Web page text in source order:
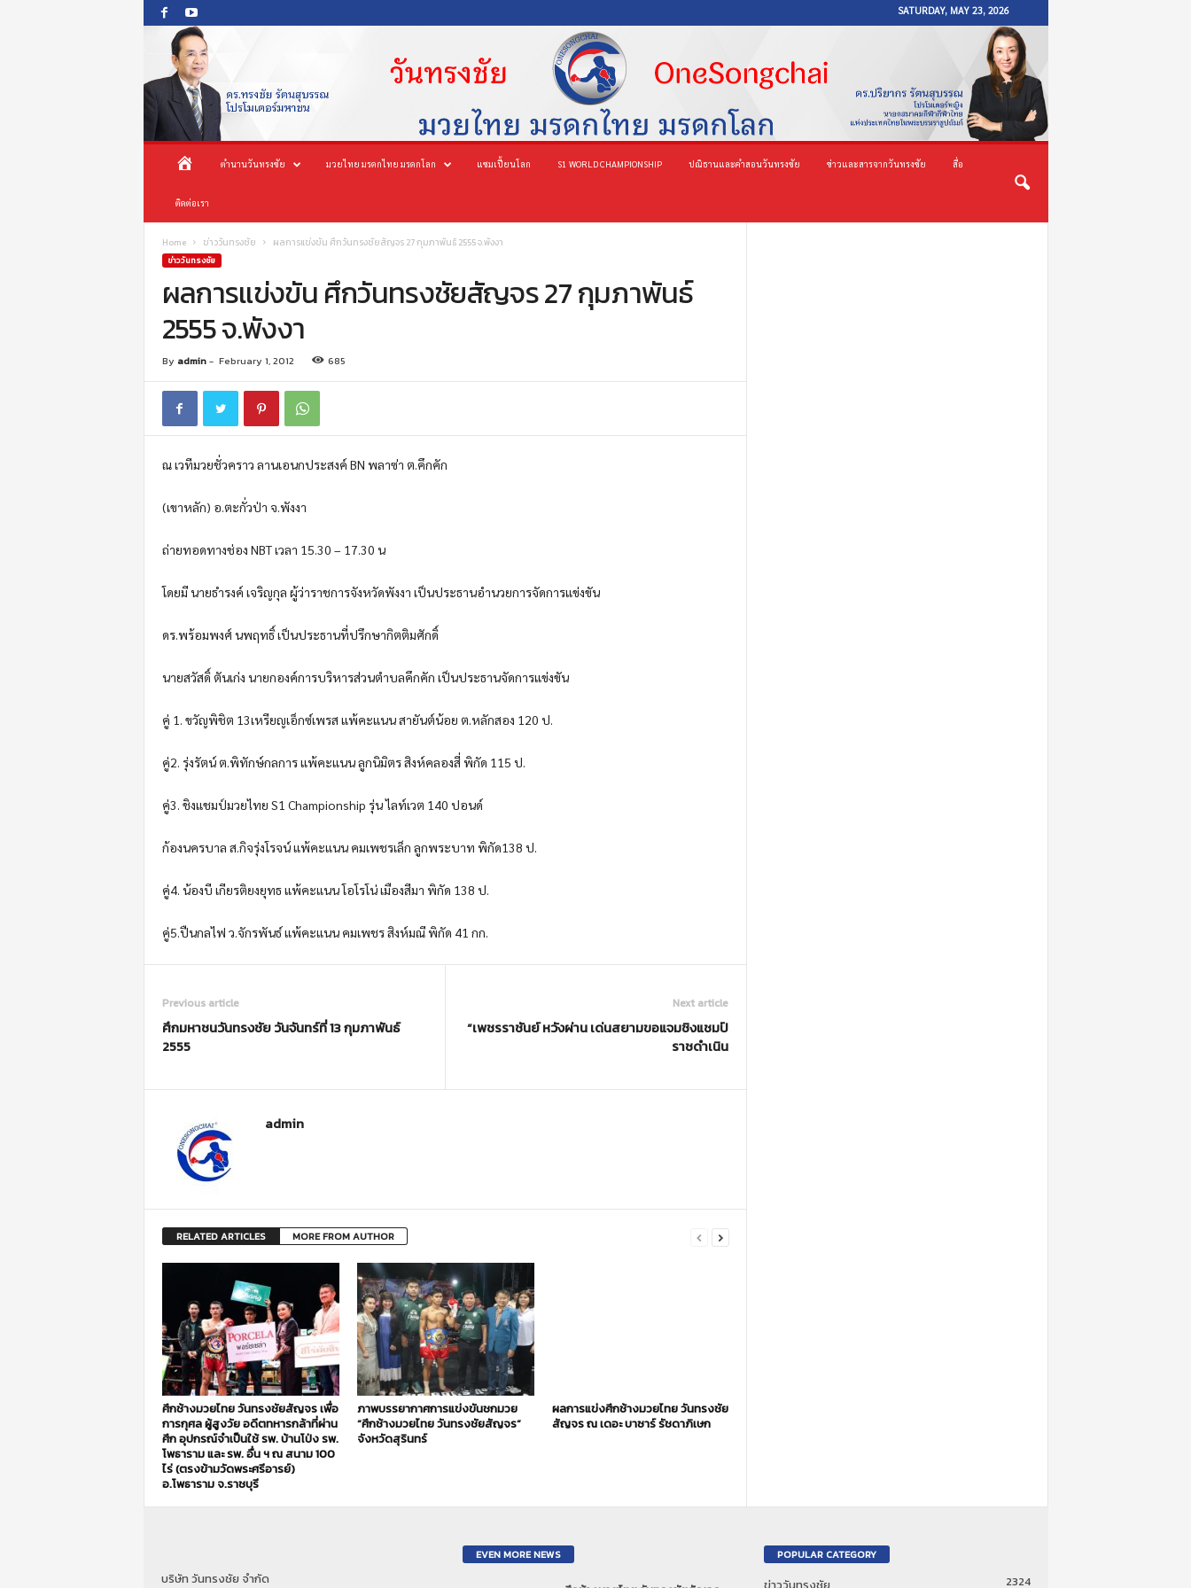
SATURDAY, MAY 23, 2026
O
o
น้
า
ร
ก
ตำนานวันทรงชัย มวยไทย มรดกไทย มรดกโลก แชมเปี้ยนโลก S1 WORLD CHAMPIONSHIP ปณิธานและคำสอนวันทรงชัย ข่าวและสารจากวันทรงชัย สื่อ
ติดต่อเรา
Home ข่าววันทรงชัย ผลการแข่งขัน ศึกวันทรงชัยสัญจร 27 กุมภาพันธ์ 2555 จ.พังงา
ข่าววันทรงชัย
ผลการแข่งขัน ศึกวันทรงชัยสัญจร 27 กุมภาพันธ์
2555 จ.พังงา
By admin- February 1, 2012 685
ณ เวทีมวยชั่วคราว ลานเอนกประสงค์ BN พลาซ่า ต.คึกคัก
(เขาหลัก) อ.ตะกั่วป่า จ.พังงา
ถ่ายทอดทางช่อง NBT เวลา 15.30 – 17.30 น
โดยมี นายธำรงค์ เจริญกุล ผู้ว่าราชการจังหวัดพังงา เป็นประธานอำนวยการจัดการแข่งขัน
ดร.พร้อมพงศ์ นพฤทธิ์ เป็นประธานที่ปรึกษากิตติมศักดิ์
นายสวัสดิ์ ตันเก่ง นายกองค์การบริหารส่วนตำบลคึกคัก เป็นประธานจัดการแข่งขัน
คู่ 1. ขวัญพิชิต 13เหรียญเอ็กซ์เพรส แพ้คะแนน สายันต์น้อย ต.หลักสอง 120 ป.
คู่2. รุ่งรัตน์ ต.พิทักษ์กลการ แพ้คะแนน ลูกนิมิตร สิงห์คลองสี่ พิกัด 115 ป.
คู่3. ชิงแชมป์มวยไทย S1 Championship รุ่น ไลท์เวต 140 ปอนด์
ก้องนครบาล ส.กิจรุ่งโรจน์ แพ้คะแนน คมเพชรเล็ก ลูกพระบาท พิกัด138 ป.
คู่4. น้องบี เกียรติยงยุทธ แพ้คะแนน โอโรโน่ เมืองสีมา พิกัด 138 ป.
คู่5.ปืนกลไฟ ว.จักรพันธ์ แพ้คะแนน คมเพชร สิงห์มณี พิกัด 41 กก.
Previous article
ศึกมหาชนวันทรงชัย วันจันทร์ที่ 13 กุมภาพันธ์
2555
Next article
“เพชรราชันย์ หวังผ่าน เด่นสยามขอแจมชิงแชมป์
ราชดำเนิน
admin
RELATED ARTICLES MORE FROM AUTHOR
ศึกช้างมวยไทย วันทรงชัยสัญจร เพื่อ
การกุศล ผู้สูงวัย อดีตทหารกล้าที่ผ่าน
ศึก อุปกรณ์จำเป็นใช้ รพ. บ้านโป่ง รพ.
โพธาราม และ รพ. อื่น ฯ ณ สนาม 100
ไร่ (ตรงข้ามวัดพระศรีอารย์)
อ.โพธาราม จ.ราชบุรี
ภาพบรรยากาศการแข่งขันชกมวย
“ศึกช้างมวยไทย วันทรงชัยสัญจร”
จังหวัดสุรินทร์
ผลการแข่งศึกช้างมวยไทย วันทรงชัย
สัญจร ณ เดอะ บาซาร์ รัชดาภิเษก
บริษัท วันทรงชัย จำกัด
EVEN MORE NEWS POPULAR CATEGORY
ข่าววันทรงชัย 2324